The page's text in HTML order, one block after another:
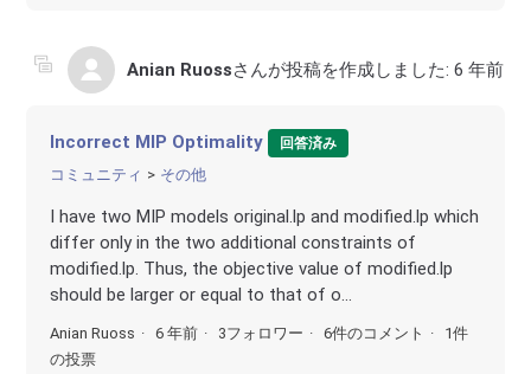
Anian Ruossさんが投稿を作成しました:6 年前
Incorrect MIP Optimality 回答済み
コミュニティ その他
I have two MIP models original.lp and modified.lp which
differ only in the two additional constraints of
modified.lp. Thus, the objective value of modified.lp
should be larger or equal to that of o...
Anian Ruoss 6 年前 3フォロワー 6件のコメント
1件
の投票